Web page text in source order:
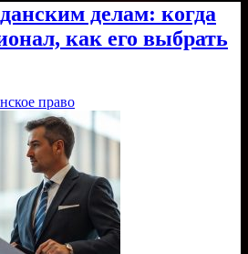
делам: когда
как его выбрать
право